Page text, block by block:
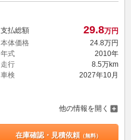
支払総額 29.8万円
本体価格
24. 8万円
年式
2010年
走行
8.5万km
車検
2027年10月
他の情報を開く
在庫確認・見積依頼（無料）